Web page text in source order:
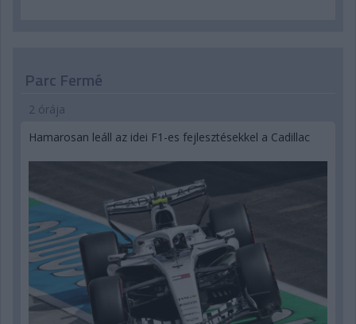
Parc Fermé
2 órája
Hamarosan leáll az idei F1-es fejlesztésekkel a Cadillac